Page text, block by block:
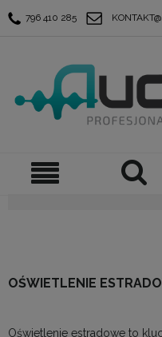
796 410 285
OŚWIETLENIE
Oświetlenie estradowe to